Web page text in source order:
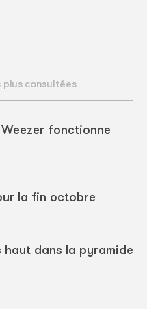
plus consultées
fonctionne
la fin octobre
dans la pyramide